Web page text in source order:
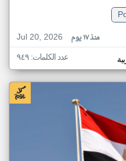
Jul 20, 2026
منذ ١٧ يوم
عدد الكلمات: ٩٤٩